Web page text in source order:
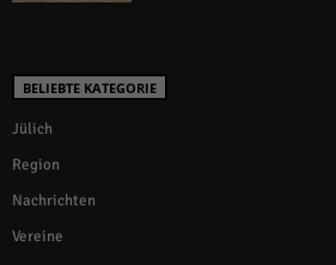
BELIEBTE KATEGORIE
Jülich
Region
Nachrichten
Vereine